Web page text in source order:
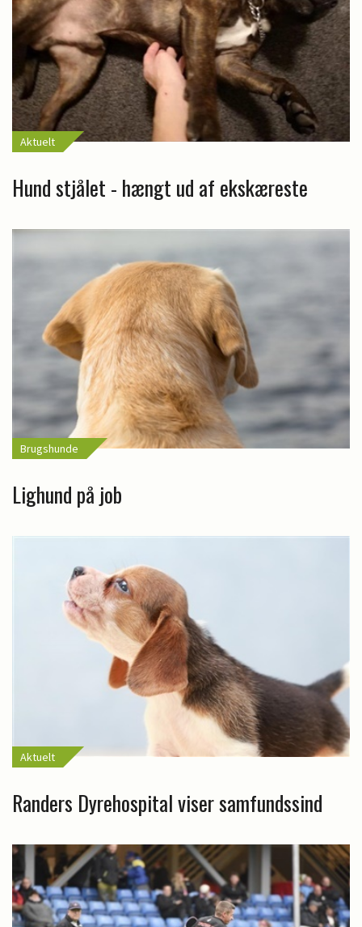
Aktuelt
Hund stjålet - hængt ud af ekskæreste
Brugshunde
Lighund på job
Aktuelt
Randers Dyrehospital viser samfundssind